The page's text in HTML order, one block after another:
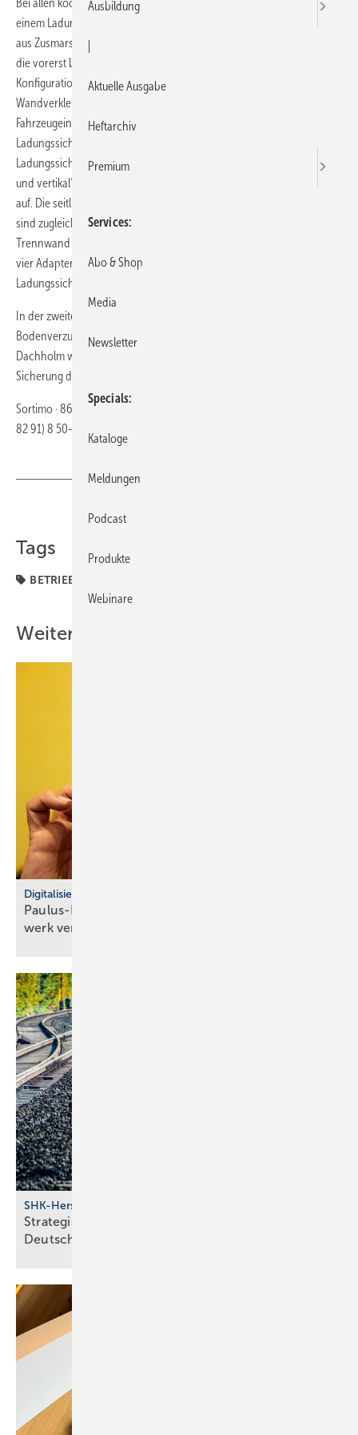
Bei allen kooperierenden Autohäusern steht der Renault Master mit
einem Ladungssicherungspaket von Sortimo bereit. Wie der Aufbauer
aus Zusmarshausen bekanntgab, können die Kunden bei der Aktion,
die vorerst bis September 2014 terminiert ist, zwischen zwei
Konfigurationen wählen. Die Pakete beinhalten eine Boden- und
Wandverkleidung mit vormontierten Anbindungspunkten für Sortimo-
Fahrzeugeinrichtungen sowie Elemente des
Ladungssicherungssystems Prosafe. Neben dem
Ladungssicherungspaket „horizontal“ gibt es die Version „horizontal
und vertikal“. Beide Pakete bauen auf dem Sobogrip-Montageboden
auf. Die seitlich im Laderaum angebrachten Prosafe-Zurrschienen
sind zugleich Anbindungssysteme. Zusätzliche Zurrschienen an der
Trennwand zur Fahrerkabine und Aluminium-Spannstangen sowie
vier Adapter-Aluminium-Spannstangen machen das horizontale
Ladungssicherungspaket komplett.
In der zweiten Version (horizontal und vertikal) finden sich neben 14
Bodenverzurrpunkten auch zwei Aluminium-Verzurrschienen im
Dachholm wieder. Weitere zwei Aluminium-Spannstangen zur
Sicherung des Ladeguts runden das Paket ab.
Sortimo · 86441 Zusmarshausen · Telefon (0 82 91) 8 50-0 · Telefax (0
82 91) 8 50-2 50 ·
Tags
BETRIEBSMANAGEMENT
Weitere Inhalte
Digitalisierung
Paulus-Lager: Inven­tur­-Pro­zesse im SHK-Hand­
werk ver­ein­fachen
SHK-Hersteller
Strategische Neu­aus­rich­tung bei BDR Thermea
Deutsch­land
Ausbildung
Aktuelle Ausgabe
Heftarchiv
Premium
Services
Abo & Shop
Media
Newsletter
Specials
Kataloge
Meldungen
Podcast
Produkte
Webinare